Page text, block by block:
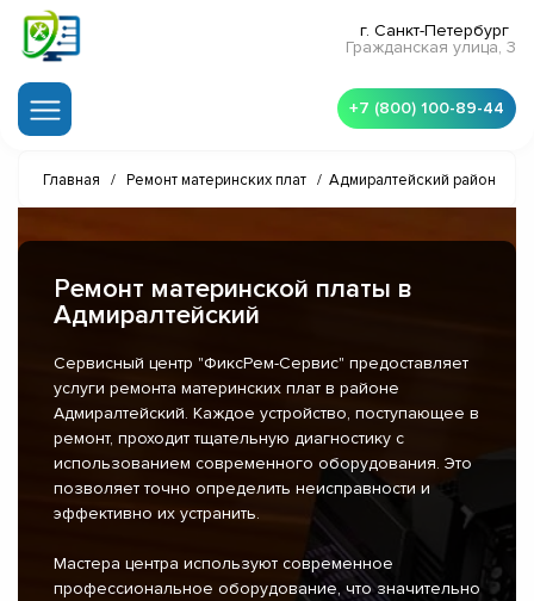
г. Санкт-Петербург
Гражданская улица, 3
+7 (800) 100-89-44
Главная / Ремонт материнских плат / Адмиралтейский район
Ремонт материнской платы в
Адмиралтейский
Сервисный центр "ФиксРем-Сервис" предоставляет
услуги ремонта материнских плат в районе
Адмиралтейский. Каждое устройство, поступающее в
ремонт, проходит тщательную диагностику с
использованием современного оборудования. Это
позволяет точно определить неисправности и
эффективно их устранить.
Мастера центра используют современное
профессиональное оборудование, что значительно